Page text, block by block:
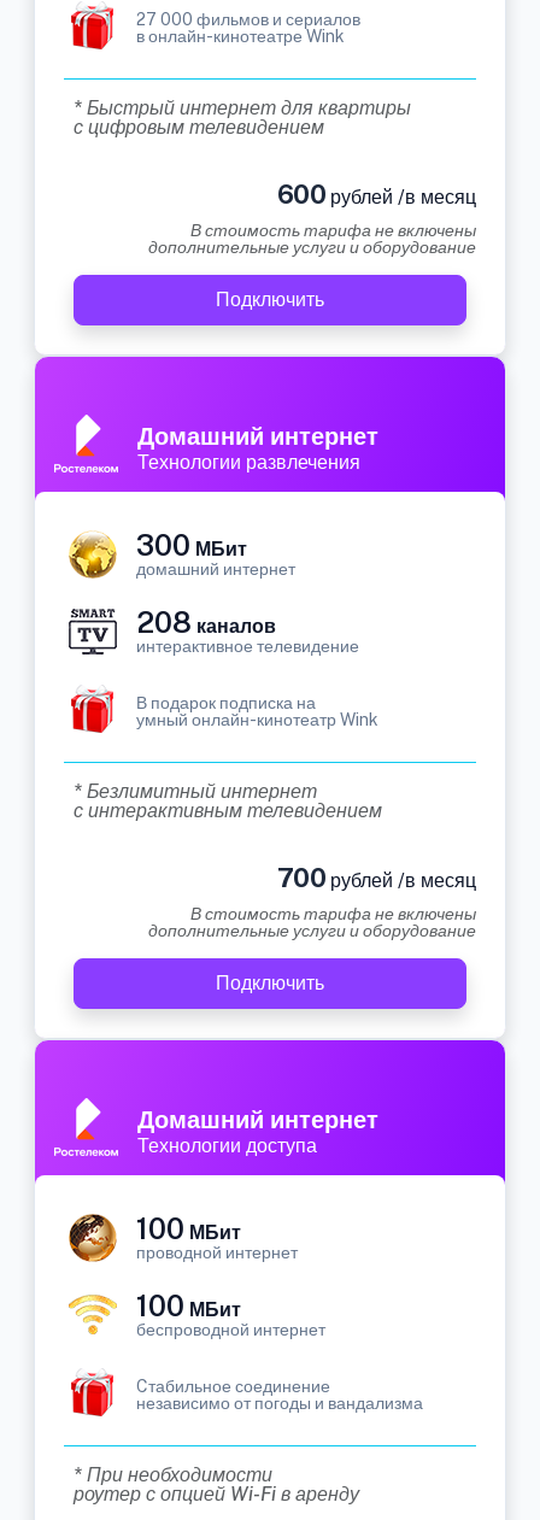
27 000 фильмов и сериалов
в онлайн-кинотеатре Wink
* Быстрый интернет для квартиры
с цифровым телевидением
600 рублей /в месяц
В стоимость тарифа не включены
дополнительные услуги и оборудование
Подключить
Домашний интернет
Технологии развлечения
300 МБит
домашний интернет
208 каналов
интерактивное телевидение
В подарок подписка на
умный онлайн-кинотеатр Wink
* Безлимитный интернет
с интерактивным телевидением
700 рублей /в месяц
В стоимость тарифа не включены
дополнительные услуги и оборудование
Подключить
Домашний интернет
Технологии доступа
100 МБит
проводной интернет
100 МБит
беспроводной интернет
Cтабильное соединение
независимо от погоды и вандализма
* При необходимости
роутер с опцией Wi-Fi в аренду